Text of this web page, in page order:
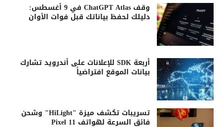
وقف ChatGPT Atlas في 9 أغسطس:
دليلك لحفظ بياناتك قبل فوات الأوان
أربعة SDK للإعلانات على أندرويد تشارك
بيانات الموقع افتراضياً
تسريبات تكشف ميزة "HiLight" وشحن
فائق السرعة لهواتف Pixel 11